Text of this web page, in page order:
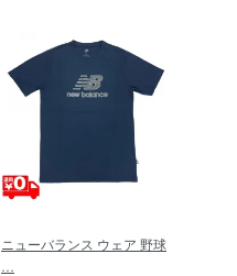
ニューバランス ウェア 野球
…